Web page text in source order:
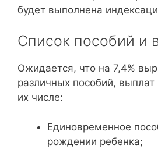
будет выполнена
Список пособий и
Ожидается, что на 7,4%
различных пособий,
их числе:
Единовременное
рождении ребенка;